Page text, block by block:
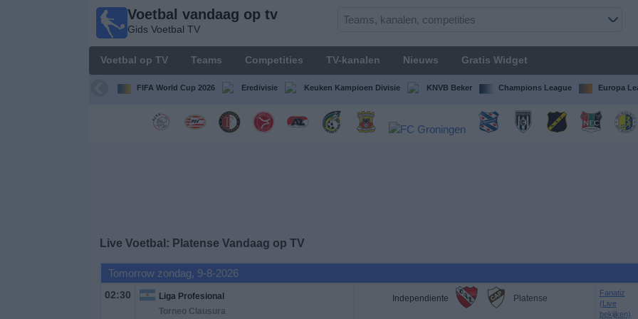
Voetbal vandaag op tv
Gids Voetbal TV
Voetbal op TV Teams Competities TV-kanalen Nieuws Gratis Widget
FIFA World Cup 2026 Eredivisie Keuken Kampioen Divisie KNVB Beker Champions League Europa
Live Voetbal: Platense Vandaag op TV
Tomorrow zondag, 9-8-2026
02:30
Liga Profesional
Torneo Clausura
Independiente Platense
Fanatiz
(Live
bekijken)